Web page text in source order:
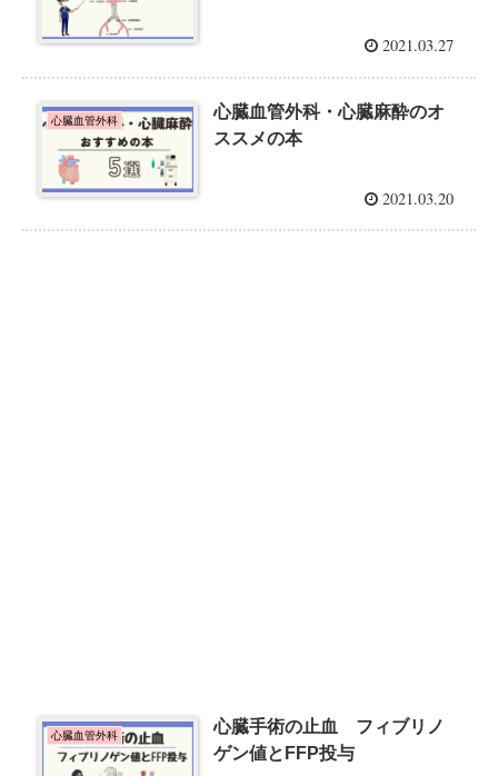
2021.03.27
心臓血管外科
心臓血管外科・心臓麻酔のオ
ススメの本
2021.03.20
心臓血管外科
心臓手術の止血 フィブリノ
ゲン値とFFP投与